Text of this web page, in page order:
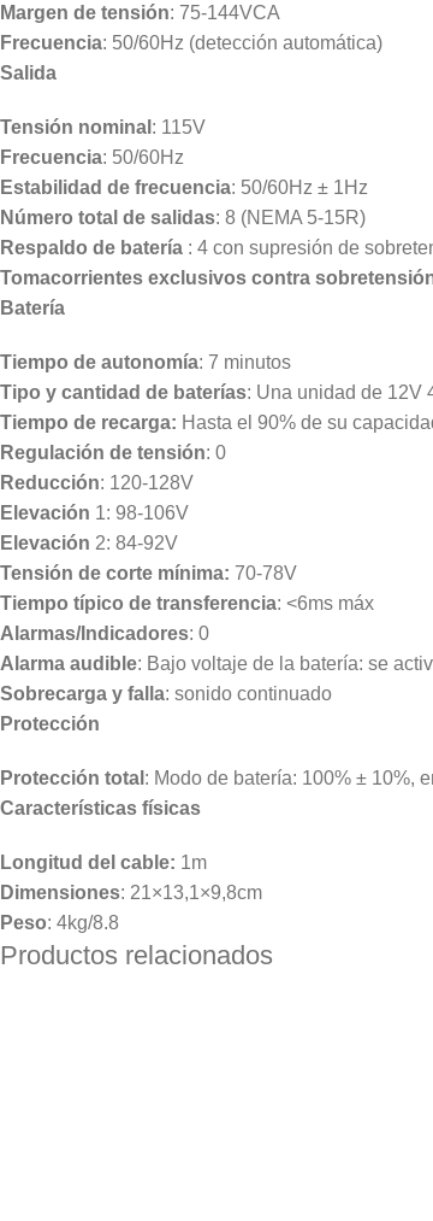
Margen de tensión: 75-144VCA
Frecuencia: 50/60Hz (detección automática)
Salida
Tensión nominal : 115V
Frecuencia: 50/60Hz
Estabilidad de frecuencia: 50/60Hz ± 1Hz
Número total de salidas: 8 (NEMA 5-15R)
Respaldo de batería : 4 con supresión de
Tomacorrientes exclusivos contra
Batería
Tiempo de autonomía: 7 minutos
Tipo y cantidad de baterías: Una unidad de 12V
Tiempo de recarga: Hasta el 90% de su
Regulación de tensión: 0
Reducción: 120-128V
Elevación 1: 98-106V
Elevación 2: 84-92V
Tensión de corte mínima: 70-78V
Tiempo típico de transferencia: <6ms máx
Alarmas/Indicadores: 0
Alarma audible: Bajo voltaje de la batería: se
Sobrecarga y falla: sonido continuado
Protección
Protección total : Modo de batería: 100% ± 10%,
Características físicas
Longitud del cable: 1m
Dimensiones: 21×13,1×9,8cm
Peso: 4kg/8.8
Productos relacionados